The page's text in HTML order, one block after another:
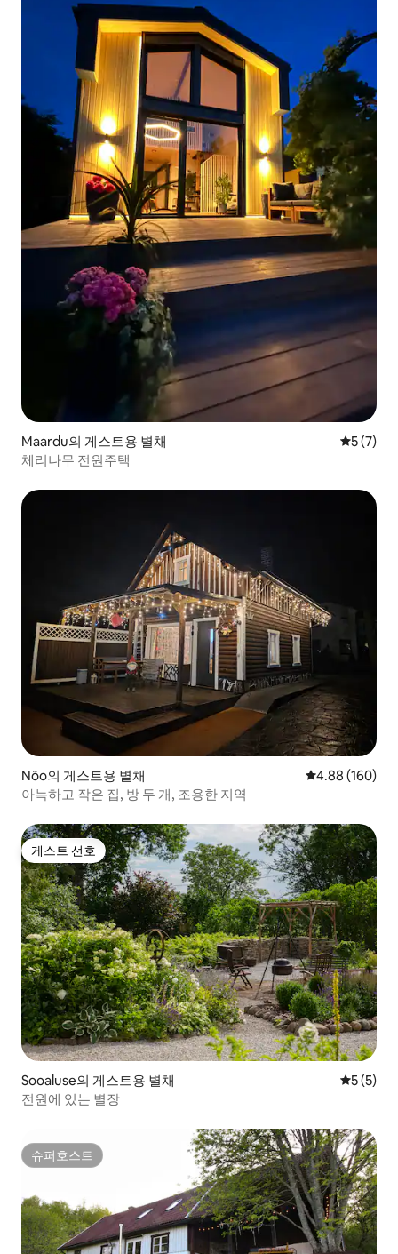
Maardu의 게스트용 별채 평점 5점
5 (7)
체리나무 전원주택
Nõo의 게스트용 별채 평점 4.88점(5
4.88 (160)
아늑하고 작은 집, 방 두 개, 조용한 지역
게스트 선호
게스트 선호
Sooaluse의 게스트용 별채 평점 5점
5 (5)
전원에 있는 별장
슈퍼호스트
슈퍼호스트